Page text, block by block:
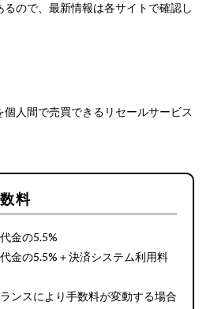
ので、最新情報は各サイトで確認し
人間で売買できるリセールサービス
料
金の5.5%
金の5.5%＋決済システム利用料
ンスにより手数料が変動する場合